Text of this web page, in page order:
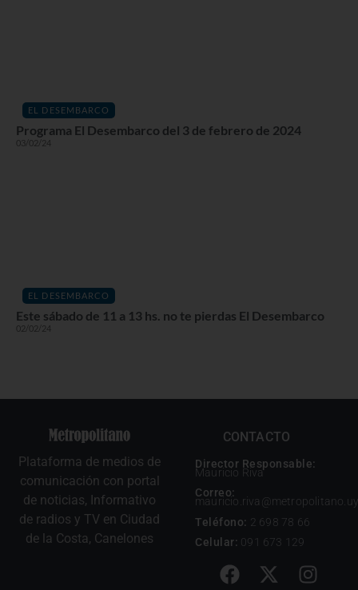
EL DESEMBARCO
Programa El Desembarco del 3 de febrero de 2024
03/02/24
EL DESEMBARCO
Este sábado de 11 a 13 hs. no te pierdas El Desembarco
02/02/24
Plataforma de medios de
comunicación con portal
de noticias, Informativo
de radios y TV en Ciudad
de la Costa, Canelones
CONTACTO
Director Responsable:
Mauricio Riva
Correo:
mauricio.riva@metropolitano.uy
Teléfono: 2 698 78 66
Celular: 091 673 129